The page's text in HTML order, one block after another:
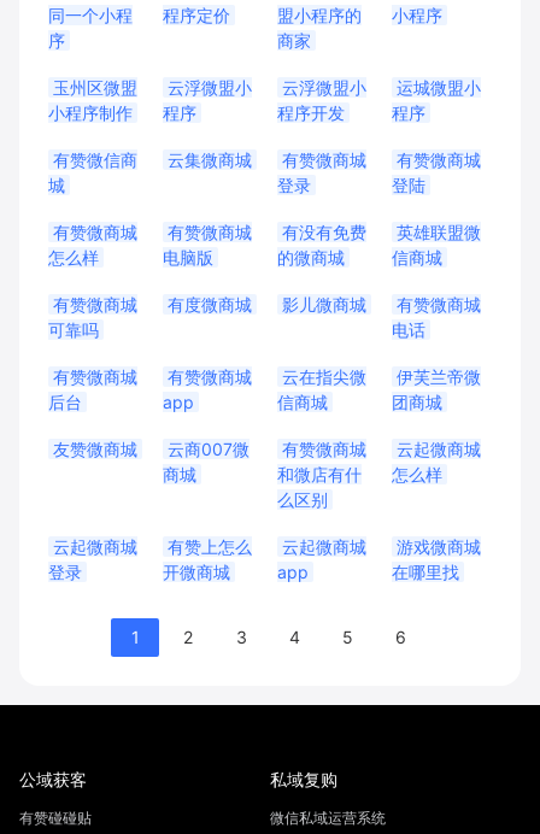
同一个小程
序
程序定价
盟小程序的
商家
小程序
玉州区微盟
小程序制作
云浮微盟小
程序
云浮微盟小
程序开发
运城微盟小
程序
有赞微信商
城
云集微商城
有赞微商城
登录
有赞微商城
登陆
有赞微商城
怎么样
有赞微商城
电脑版
有没有免费
的微商城
英雄联盟微
信商城
有赞微商城
可靠吗
有度微商城 影儿微商城
有赞微商城
电话
有赞微商城
后台
有赞微商城
app
云在指尖微
信商城
伊芙兰帝微
团商城
友赞微商城
云商007微
商城
有赞微商城
和微店有什
么区别
云起微商城
怎么样
云起微商城
登录
有赞上怎么
开微商城
云起微商城
app
游戏微商城
在哪里找
1 2 3 4 5 6
公域获客
有赞碰碰贴
私域复购
微信私域运营系统